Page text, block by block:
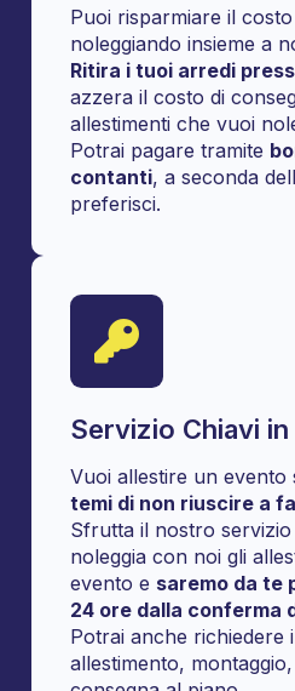
Puoi risparmiare il
noleggiando insieme a
Ritira i tuoi arredi
azzera il costo di
allestimenti che vuoi
Potrai pagare tramite
contanti, a seconda
preferisci.
Servizio Chiavi
Vuoi allestire un evento
temi di non riuscire a
Sfrutta il nostro
noleggia con noi gli
evento e saremo da te
24 ore dalla conferma
Potrai anche richiedere
allestimento,